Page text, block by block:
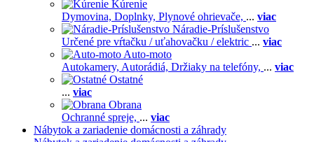
Kúrenie
Dymovina, Doplnky, Plynové ohrievače, ... viac
Náradie-Príslušenstvo
Určené pre vŕtačku / uťahovačku / elektric ... viac
Auto-moto
Autokamery, Autorádiá, Držiaky na telefóny, ... viac
Ostatné
... viac
Obrana
Ochranné spreje, ... viac
Nábytok a zariadenie domácnosti a záhrady